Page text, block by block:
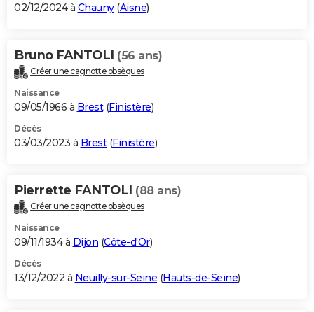
S'inscrire
Se connecter
Lycées
Collèges
Primaires
Universités
Entreprises
Service militaire
Avis de recherche
AVIS DE DÉCÈS
Bricolage
Lifestyle
Culture
Sport
Auto
Television
Voyage
Cinema
02/12/2024 à Chauny(Aisne)
Bruno FANTOLI (56 ans)
Créer une cagnotte obsèques
Naissance
09/05/1966 à Brest(Finistère)
Décès
03/03/2023 à Brest(Finistère)
Pierrette FANTOLI (88 ans)
Créer une cagnotte obsèques
Naissance
09/11/1934 à Dijon (Côte-d'Or)
Décès
13/12/2022 à Neuilly-sur-Seine (Hauts-de-Seine)